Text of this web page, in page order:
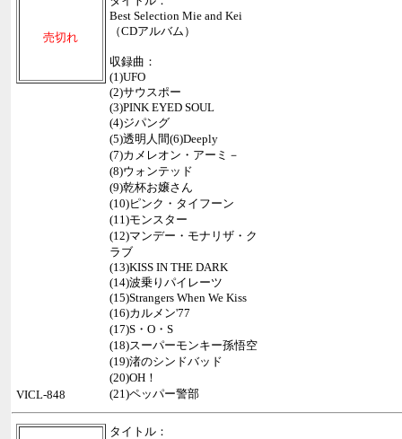
売切れ
Best Selection Mie and Kei
（CDアルバム）
収録曲：
(1)UFO
(2)サウスポー
(3)PINK EYED SOUL
(4)ジパング
(5)透明人間(6)Deeply
(7)カメレオン・アーミ－
(8)ウォンテッド
(9)乾杯お嬢さん
(10)ピンク・タイフーン
(11)モンスター
(12)マンデー・モナリザ・ク
ラブ
(13)KISS IN THE DARK
(14)波乗りパイレーツ
(15)Strangers When We Kiss
(16)カルメン'77
(17)S・O・S
(18)スーパーモンキー孫悟空
(19)渚のシンドバッド
(20)OH！
(21)ペッパー警部
VICL-848
タイトル：